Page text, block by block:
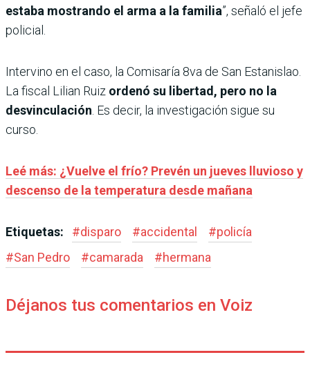
estaba mostrando el arma a la familia”, señaló el jefe
policial.
Intervino en el caso, la Comisaría 8va de San Estanislao.
La fiscal Lilian Ruiz ordenó su libertad, pero no la
desvinculación . Es decir, la investigación sigue su
curso.
Leé más: ¿Vuelve el frío? Prevén un jueves lluvioso y
descenso de la temperatura desde mañana
Etiquetas: #disparo #accidental #policía
#San Pedro #camarada #hermana
Déjanos tus comentarios en Voiz